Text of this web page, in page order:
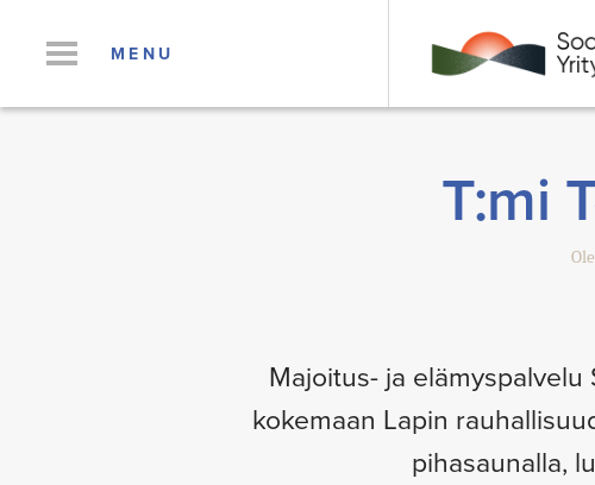
MENU
T:mi
Majoitus- ja
kokemaan Lapin
pihasaunalla,